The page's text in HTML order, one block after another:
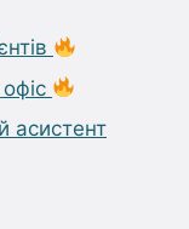
асистент